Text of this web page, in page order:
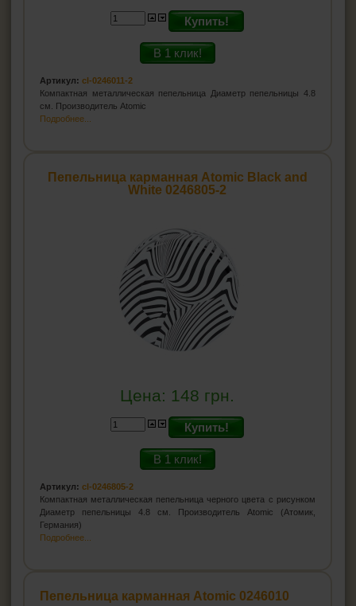
Купить!
В 1 клик!
Артикул: cl-0246011-2
Компактная металлическая пепельница Диаметр пепельницы 4.8
см. Производитель Atomic
Подробнее...
Пепельница карманная Atomic Black and
White 0246805-2
Цена: 148 грн.
Купить!
В 1 клик!
Артикул: cl-0246805-2
Компактная металлическая пепельница черного цвета с рисунком
Диаметр пепельницы 4.8 см. Производитель Atomic (Атомик,
Германия)
Подробнее...
Пепельница карманная Atomic 0246010